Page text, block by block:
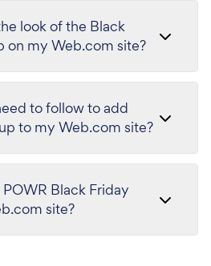
look of the Black
on my Web.com site?
to follow to add
to my Web.com site?
Black Friday
site?